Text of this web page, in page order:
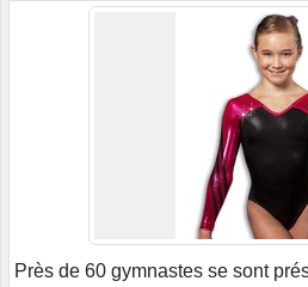
Près de 60 gymnastes se sont